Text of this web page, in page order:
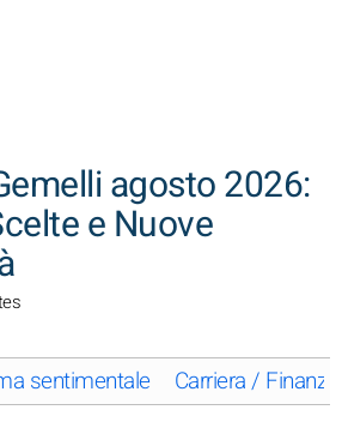
agosto 2026:
e Nuove
sentimentale Carriera / Finanze